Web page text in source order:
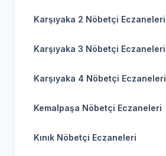
Karşıyaka 2 Nöbetçi Eczaneleri
Karşıyaka 3 Nöbetçi Eczaneleri
Karşıyaka 4 Nöbetçi Eczaneleri
Kemalpaşa Nöbetçi Eczaneleri
Kınık Nöbetçi Eczaneleri